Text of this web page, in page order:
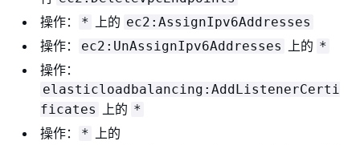
操作： * 上的 ec2:AssignIpv6Addresses
操作： ec2:UnAssignIpv6Addresses 上的 *
操作：
elasticloadbalancing:AddListenerCerti
ficates 上的 *
操作： * 上的